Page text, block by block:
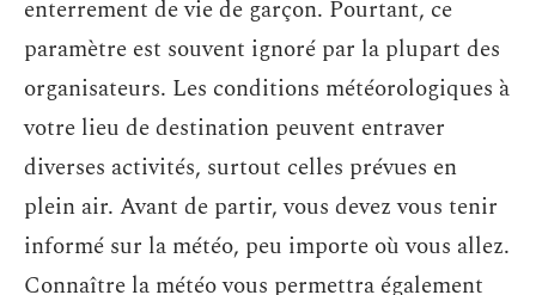
enterrement de vie de garçon. Pourtant, ce
paramètre est souvent ignoré par la plupart des
organisateurs. Les conditions météorologiques à
votre lieu de destination peuvent entraver
diverses activités, surtout celles prévues en
plein air. Avant de partir, vous devez vous tenir
informé sur la météo, peu importe où vous allez.
Connaître la météo vous permettra également